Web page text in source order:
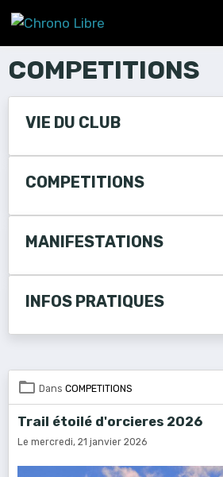
COMPETITIONS
VIE DU CLUB
COMPETITIONS
MANIFESTATIONS
INFOS PRATIQUES
Dans COMPETITIONS
Trail étoilé d'orcieres 2026
Le mercredi, 21 janvier 2026